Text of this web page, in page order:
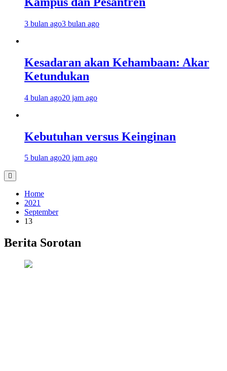
3 bulan ago3 bulan ago
Kesadaran akan Kehambaan: Akar
Ketundukan
4 bulan ago20 jam ago
Kebutuhan versus Keinginan
5 bulan ago20 jam ago
Home
2021
September
13
Berita Sorotan